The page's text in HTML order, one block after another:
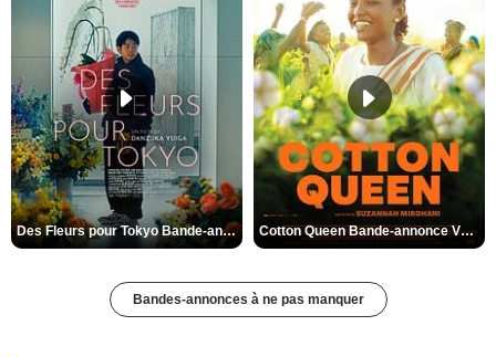
Des Fleurs pour Tokyo Bande-annonce VO STFR Cotton Queen Bande-annonce VO STFR
Bandes-annonces à ne pas manquer